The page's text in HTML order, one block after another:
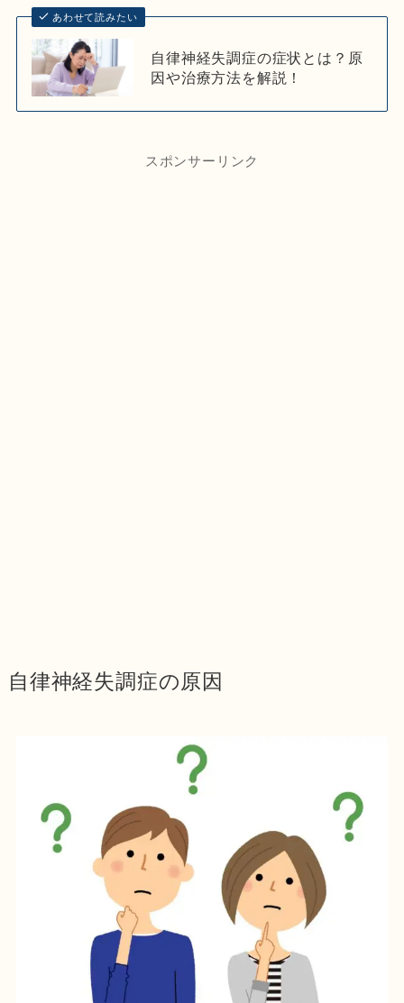
あわせて読みたい
自律神経失調症の症状とは？原
因や治療方法を解説！
スポンサーリンク
自律神経失調症の原因